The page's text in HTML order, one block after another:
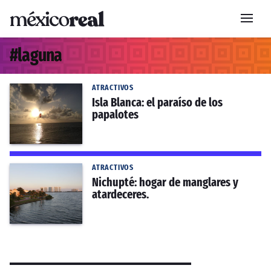
#laguna
ATRACTIVOS
Isla Blanca: el paraíso de los
papalotes
ATRACTIVOS
Nichupté: hogar de manglares y
atardeceres.